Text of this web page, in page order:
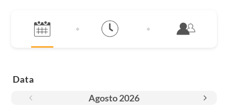
Data
Agosto2026